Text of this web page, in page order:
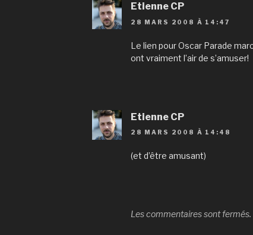
Etienne CP
28 MARS 2008 À 14:47
Le lien pour Oscar Parade
ont vraiment l’air de s’amuser!
Etienne CP
28 MARS 2008 À 14:48
(et d’être amusant)
Les commentaires sont fermés.